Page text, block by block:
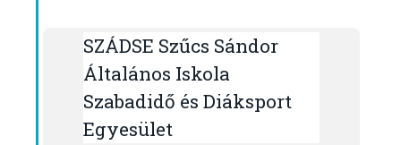
SZÁDSE Szűcs Sándor
Általános Iskola
Szabadidő és Diáksport
Egyesület